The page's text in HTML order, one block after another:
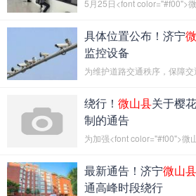
具体位置公布！济宁
监控设备
绕行！ 微山县关于樱
制的通告
最新通告！济宁微山县
通高峰时段绕行